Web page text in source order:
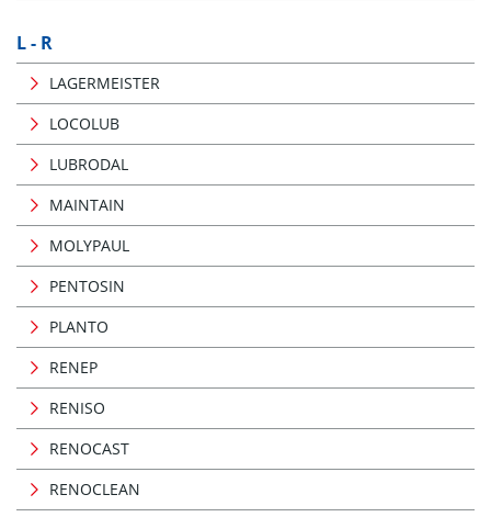
L - R
LAGERMEISTER
LOCOLUB
LUBRODAL
MAINTAIN
MOLYPAUL
PENTOSIN
PLANTO
RENEP
RENISO
RENOCAST
RENOCLEAN